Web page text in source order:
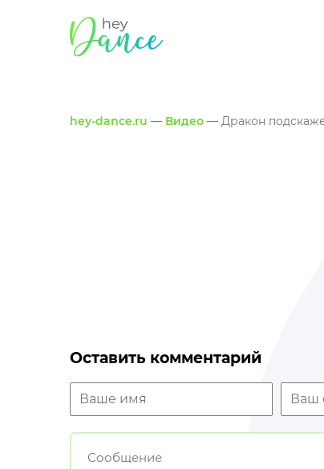
hey-dance.ru — Видео — Дракон
Оставить комментарий